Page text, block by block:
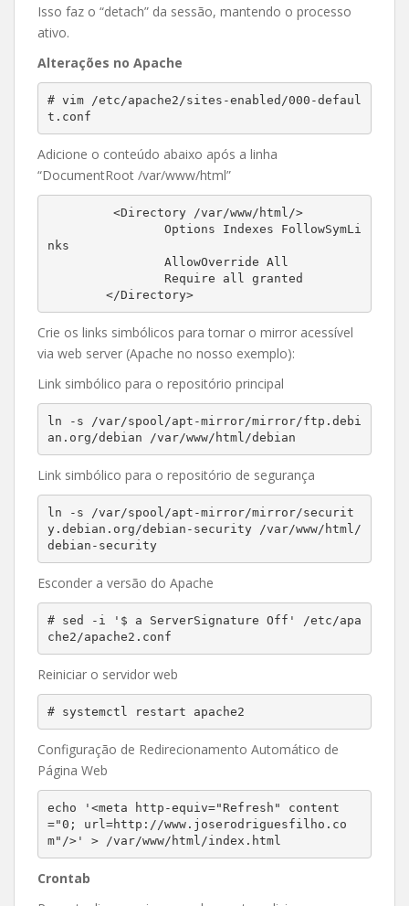
Isso faz o “detach” da sessão, mantendo o processo
ativo.
Alterações no Apache
# vim /etc/apache2/sites-enabled/000-defaul
t.conf
Adicione o conteúdo abaixo após a linha
“DocumentRoot /var/www/html”
nks
        </Directory>
Crie os links simbólicos para tornar o mirror acessível
via web server (Apache no nosso exemplo):
Link simbólico para o repositório principal
ln -s /var/spool/apt-mirror/mirror/ftp.debi
an.org/debian /var/www/html/debian
Link simbólico para o repositório de segurança
ln -s /var/spool/apt-mirror/mirror/securit
y.debian.org/debian-security /var/www/html/
debian-security
Esconder a versão do Apache
# sed -i '$ a ServerSignature Off' /etc/apa
Reiniciar o servidor web
# systemctl restart apache2
Configuração de Redirecionamento Automático de
Página Web
echo '<meta http-equiv="Refresh" content
="0; url=http://www.joserodriguesfilho.co
Crontab